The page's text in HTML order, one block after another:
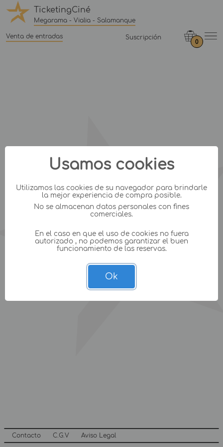
TicketingCiné
Megarama - Vialia - Salamanque
Venta de entradas Suscripción
0
Contacto C.G.V Aviso Legal
Usamos cookies
Utilizamos las cookies de su navegador para brindarle
la mejor experiencia de compra posible.
No se almacenan datos personales con fines
comerciales.
En el caso en que el uso de cookies no fuera
autorizado , no podemos garantizar el buen
funcionamiento de las reservas.
Ok